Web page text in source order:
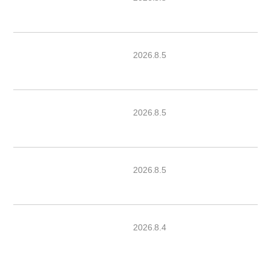
2026.8.5
2026.8.5
2026.8.5
2026.8.4